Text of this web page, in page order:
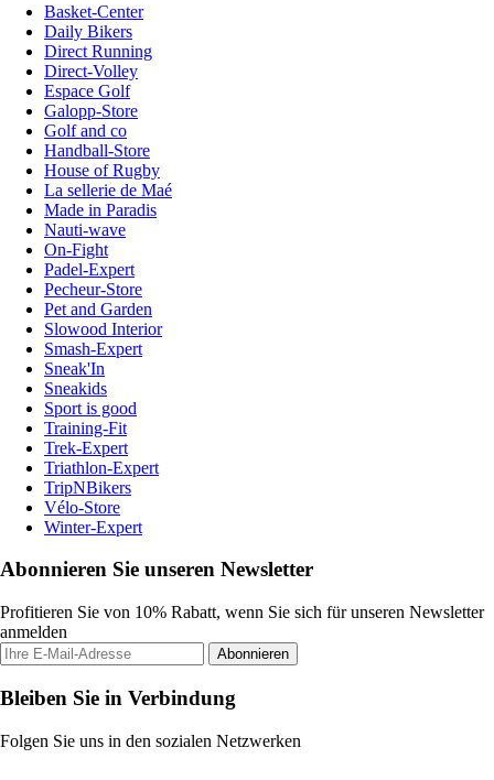
Basket-Center
Daily Bikers
Direct Running
Direct-Volley
Espace Golf
Galopp-Store
Golf and co
Handball-Store
House of Rugby
La sellerie de Maé
Made in Paradis
Nauti-wave
On-Fight
Padel-Expert
Pecheur-Store
Pet and Garden
Slowood Interior
Smash-Expert
Sneak'In
Sneakids
Sport is good
Training-Fit
Trek-Expert
Triathlon-Expert
TripNBikers
Vélo-Store
Winter-Expert
Abonnieren Sie unseren Newsletter
Profitieren Sie von 10% Rabatt, wenn Sie sich für unseren Newsletter
anmelden
Abonnieren
Bleiben Sie in Verbindung
Folgen Sie uns in den sozialen Netzwerken